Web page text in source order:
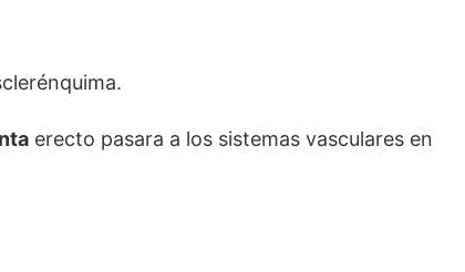
erecto pasara a los sistemas vasculares en